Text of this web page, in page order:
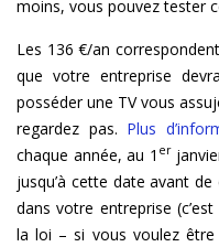
moins, vous pouvez tester
Les 136 €/an
que votre entreprise
posséder une TV vous
regardez pas. Plus
chaque année, au 1 er
jusqu’à cette date avant
dans votre entreprise
la loi – si vous voulez être